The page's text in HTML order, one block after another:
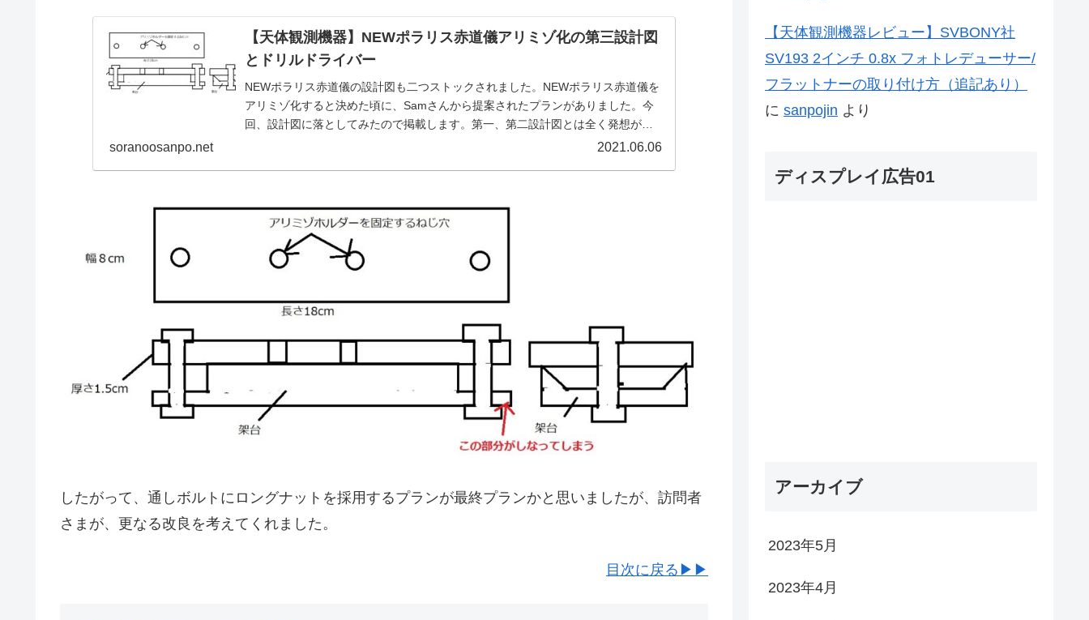
【天体観測機器】NEWポラリス赤道儀アリミゾ化の第三設計図
とドリルドライバー
NEWポラリス赤道儀の設計図も二つストックされました。NEWポラリス赤道儀を
アリミゾ化すると決めた頃に、Samさんから提案されたプランがありました。今
回、設計図に落としてみたので掲載します。第一、第二設計図とは全く発想が違
soranoosanpo.net 2021.06.06
したがって、通しボルトにロングナットを採用するプランが最終プランかと思いましたが、訪問者
さまが、更なる改良を考えてくれました。
目次に戻る▶▶
【天体観測機器レビュー】SVBONY社
SV193 2インチ 0.8x フォトレデューサー/
フラットナーの取り付け方（追記あり）
に sanpojin より
ディスプレイ広告01
アーカイブ
2023年5月
2023年4月